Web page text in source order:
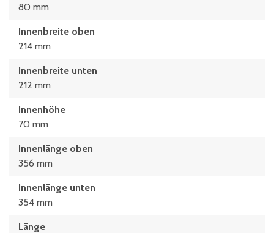
80 mm
Innenbreite oben
214 mm
Innenbreite unten
212 mm
Innenhöhe
70 mm
Innenlänge oben
356 mm
Innenlänge unten
354 mm
Länge